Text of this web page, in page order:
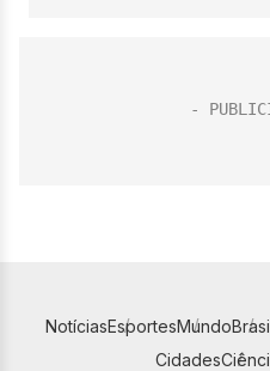
NotíciasEsportesMundo
Cidades